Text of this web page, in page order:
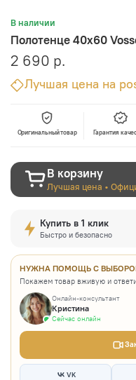
В наличии
Полотенце 40х60
2 690 р.
Лучшая цена на
Оригинальный товар Гарантия
В корзину
Лучшая цена •
Купить в 1 клик
Быстро и безопасно
НУЖНА ПОМОЩЬ С
Покажем товар вживую и
Онлайн-консультант
Кристина
Сейчас онлайн
VK